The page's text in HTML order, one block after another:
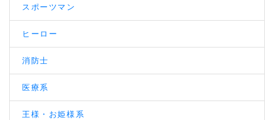
スポーツマン
ヒーロー
消防士
医療系
王様・お姫様系